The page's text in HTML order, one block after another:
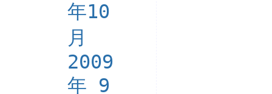
年10
月
2009
年 9